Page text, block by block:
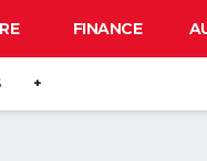
FINANCE
+